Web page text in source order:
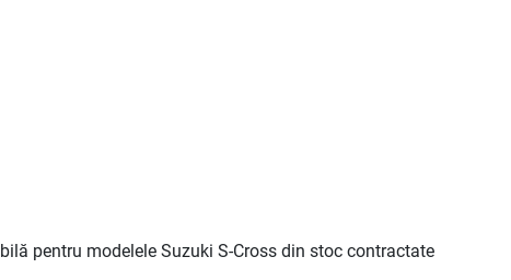
pentru modelele Suzuki S-Cross din stoc contractate